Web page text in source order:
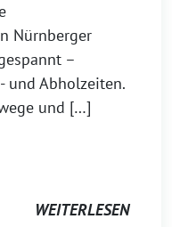
Nürnberger
–
und Abholzeiten.
und […]
WEITERLESEN